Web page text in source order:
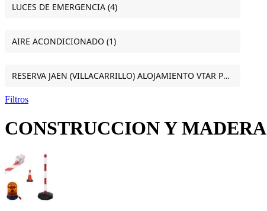
LUCES DE EMERGENCIA (4)
AIRE ACONDICIONADO (1)
RESERVA JAEN (VILLACARRILLO) ALOJAMIENTO VTAR PUERTA DEL SOL ESTUDIO VILLACARRILLO (JAEN) (1)
Filtros
CONSTRUCCION Y MADERA